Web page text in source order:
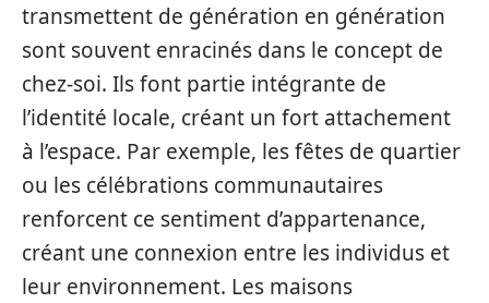
transmettent de génération en génération
sont souvent enracinés dans le concept de
chez-soi. Ils font partie intégrante de
l’identité locale, créant un fort attachement
à l’espace. Par exemple, les fêtes de quartier
ou les célébrations communautaires
renforcent ce sentiment d’appartenance,
créant une connexion entre les individus et
leur environnement. Les maisons